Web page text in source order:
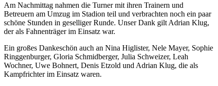
Am Nachmittag nahmen die Turner mit ihren Trainern und
Betreuern am Umzug im Stadion teil und verbrachten noch ein paar
schöne Stunden in geselliger Runde. Unser Dank gilt Adrian Klug,
der als Fahnenträger im Einsatz war.
Ein großes Dankeschön auch an Nina Higlister, Nele Mayer, Sophie
Ringgenburger, Gloria Schmidberger, Julia Schweizer, Leah
Wochner, Uwe Bohnert, Denis Etzold und Adrian Klug, die als
Kampfrichter im Einsatz waren.